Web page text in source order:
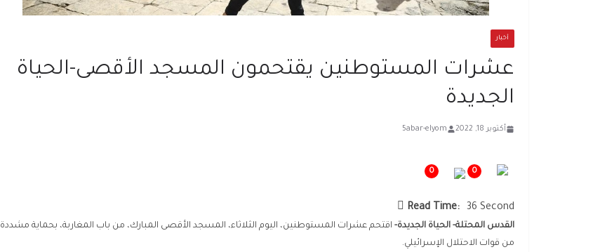
أخبار
عشرات المستوطنين يقتحمون المسجد الأقصى-الحياة
الجديدة
أكتوبر 18, 2022 5abar-elyom
0
0
Read Time: 36 Second
القدس المحتلة- الحياة الجديدة- اقتحم عشرات المستوطنين، اليوم الثلاثاء، المسجد الأقصى المبارك، من باب المغاربة، بحماية مشددة
من قوات الاحتلال الإسرائيلي.